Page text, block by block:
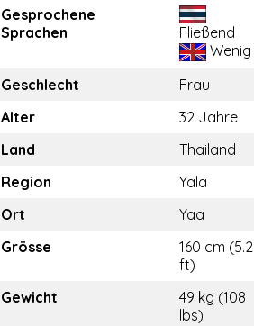
Gesprochene
Sprachen
Fließend
Wenig
Geschlecht
Frau
Alter
32 Jahre
Land
Thailand
Region
Yala
Ort
Yaa
Grösse
160 cm (5.2
ft)
Gewicht
49 kg (108
lbs)